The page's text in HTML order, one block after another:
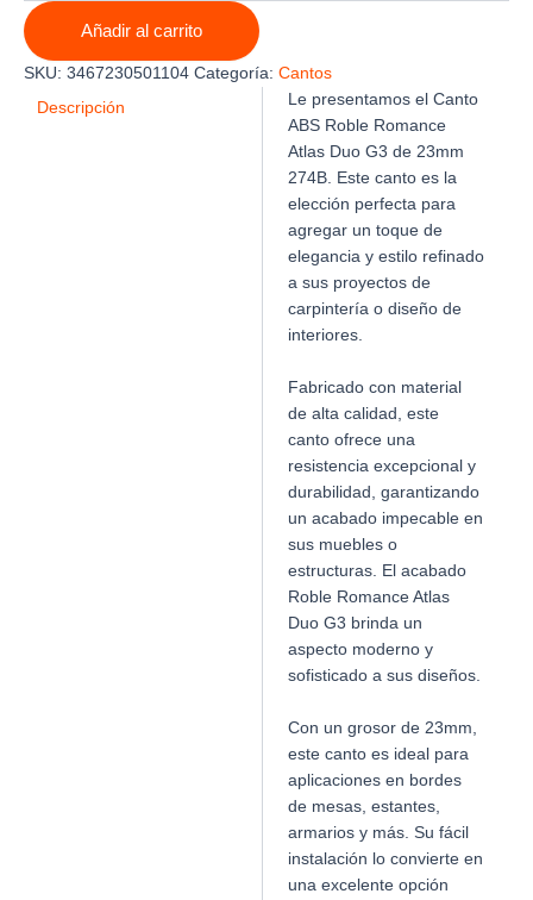
ROBLE
ROMANCE
ATLAS
DUO
G3
Añadir al carrito
SKU: 3467230501104 Categoría: Cantos
Descripción
Le presentamos el Canto
ABS Roble Romance
Atlas Duo G3 de 23mm
274B. Este canto es la
elección perfecta para
agregar un toque de
elegancia y estilo refinado
a sus proyectos de
carpintería o diseño de
interiores.
Fabricado con material
de alta calidad, este
canto ofrece una
resistencia excepcional y
durabilidad, garantizando
un acabado impecable en
sus muebles o
estructuras. El acabado
Roble Romance Atlas
Duo G3 brinda un
aspecto moderno y
sofisticado a sus diseños.
Con un grosor de 23mm,
este canto es ideal para
aplicaciones en bordes
de mesas, estantes,
armarios y más. Su fácil
instalación lo convierte en
una excelente opción